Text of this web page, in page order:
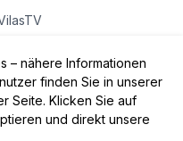
– nähere Informationen
finden Sie in unserer
Seite. Klicken Sie auf
und direkt unsere
->